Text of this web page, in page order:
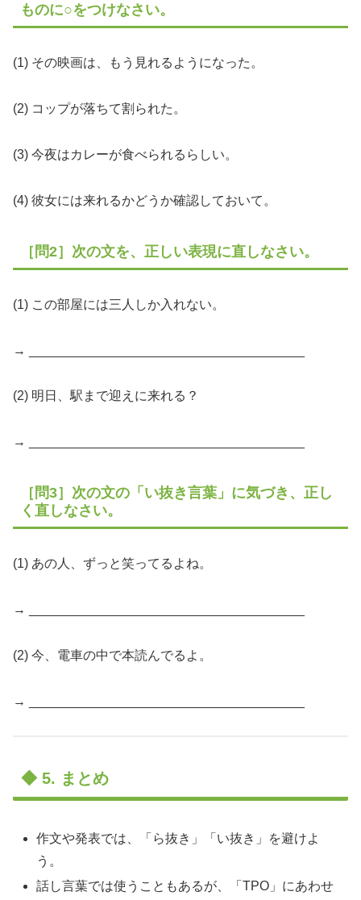
ものに○をつけなさい。
(1) その映画は、もう見れるようになった。
(2) コップが落ちて割られた。
(3) 今夜はカレーが食べられるらしい。
(4) 彼女には来れるかどうか確認しておいて。
［問2］次の文を、正しい表現に直しなさい。
(1) この部屋には三人しか入れない。
→ ______________________________________
(2) 明日、駅まで迎えに来れる？
→ ______________________________________
［問3］次の文の「い抜き言葉」に気づき、正し
く直しなさい。
(1) あの人、ずっと笑ってるよね。
→ ______________________________________
(2) 今、電車の中で本読んでるよ。
→ ______________________________________
◆ 5. まとめ
作文や発表では、「ら抜き」「い抜き」を避けよ
う。
話し言葉では使うこともあるが、「TPO」にあわせ